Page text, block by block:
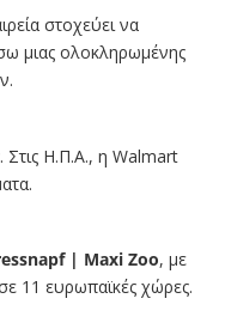
στοχεύει να
μιας ολοκληρωμένης
. Στις Η.Π.Α., η Walmart
| Maxi Zoo, με
11 ευρωπαϊκές χώρες.